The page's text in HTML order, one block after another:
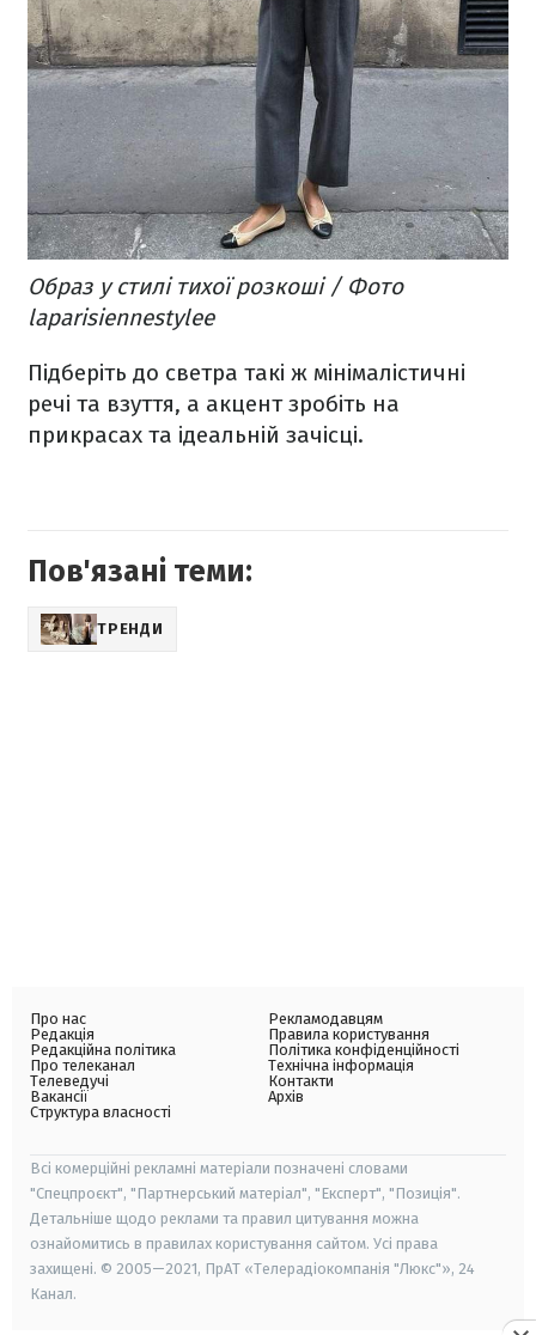
Образ у стилі тихої розкоші / Фото
laparisiennestylee
Підберіть до светра такі ж мінімалістичні
речі та взуття, а акцент зробіть на
прикрасах та ідеальній зачісці.
Пов'язані теми:
ТРЕНДИ
Про нас
Редакція
Редакційна політика
Про телеканал
Телеведучі
Вакансії
Структура власності
Рекламодавцям
Правила користування
Політика конфіденційності
Технічна інформація
Контакти
Архів
Всі комерційні рекламні матеріали позначені словами
"Спецпроєкт", "Партнерський матеріал", "Експерт", "Позиція".
Детальніше щодо реклами та правил цитування можна
ознайомитись в правилах користування сайтом. Усі права
захищені. © 2005—2021, ПрАТ «Телерадіокомпанія "Люкс"», 24
Канал.